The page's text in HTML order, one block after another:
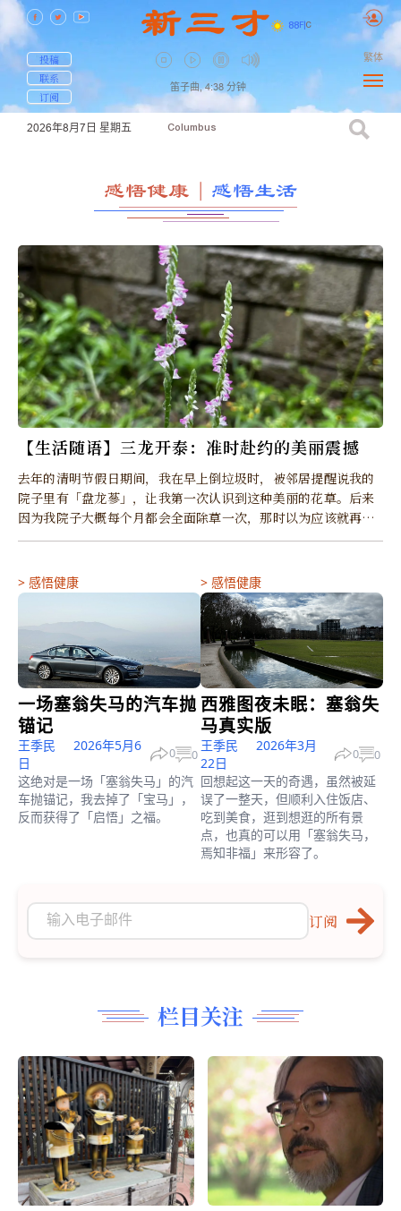
88F| C
投稿
联系
订阅
笛子曲, 4:38 分钟
繁体
2026年8月7日 星期五 Columbus
感悟健康 ｜ 感悟生活
订阅
【生活随语】三龙开泰：准时赴约的美丽震撼
去年的清明节假日期间，我在早上倒垃圾时，被邻居提醒说我的
院子里有「盘龙蔘」，让我第一次认识到这种美丽的花草。后来
因为我院子大概每个月都会全面除草一次，那时以为应该就再也
看不到了，只能剩下留在照片中美丽的回忆。想不到…
> 感悟健康
一场塞翁失马的汽车抛
锚记
王季民
2026年5月6
日
0 0
这绝对是一场「塞翁失马」的汽
车抛锚记，我去掉了「宝马」，
反而获得了「启悟」之福。
> 感悟健康
西雅图夜未眠：塞翁失
马真实版
王季民
2026年3月
22日
0 0
回想起这一天的奇遇，虽然被延
误了一整天，但顺利入住饭店、
吃到美食，逛到想逛的所有景
点，也真的可以用「塞翁失马，
焉知非福」来形容了。
栏目关注